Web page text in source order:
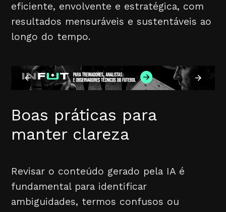
eficiente, envolvente e estratégica, com
resultados mensuráveis e sustentáveis ao
longo do tempo.
Boas práticas para
manter clareza
Revisar o conteúdo gerado pela IA é
fundamental para identificar
ambiguidades, termos confusos ou